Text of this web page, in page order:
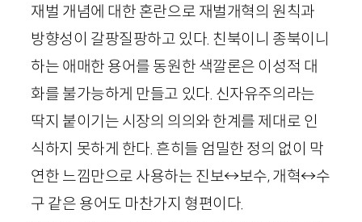
재벌 개념에 대한 혼란으로 재벌개혁의 원칙과
방향성이 갈팡질팡하고 있다. 친북이니 종북이니
하는 애매한 용어를 동원한 색깔론은 이성적 대
화를 불가능하게 만들고 있다. 신자유주의라는
딱지 붙이기는 시장의 의의와 한계를 제대로 인
식하지 못하게 한다. 흔히들 엄밀한 정의 없이 막
연한 느낌만으로 사용하는 진보↔보수, 개혁↔수
구 같은 용어도 마찬가지 형편이다.